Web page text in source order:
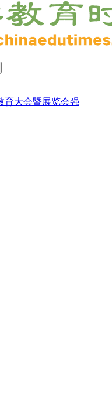
育大会暨展览会强